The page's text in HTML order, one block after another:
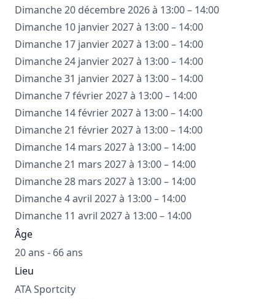
Dimanche 20 décembre 2026 à 13:00 – 14:00
Dimanche 10 janvier 2027 à 13:00 – 14:00
Dimanche 17 janvier 2027 à 13:00 – 14:00
Dimanche 24 janvier 2027 à 13:00 – 14:00
Dimanche 31 janvier 2027 à 13:00 – 14:00
Dimanche 7 février 2027 à 13:00 – 14:00
Dimanche 14 février 2027 à 13:00 – 14:00
Dimanche 21 février 2027 à 13:00 – 14:00
Dimanche 14 mars 2027 à 13:00 – 14:00
Dimanche 21 mars 2027 à 13:00 – 14:00
Dimanche 28 mars 2027 à 13:00 – 14:00
Dimanche 4 avril 2027 à 13:00 – 14:00
Dimanche 11 avril 2027 à 13:00 – 14:00
Âge
20 ans - 66 ans
Lieu
ATA Sportcity